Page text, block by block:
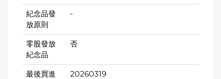
紀念品發
放原則
-
零股發放
紀念品
否
最後買進
20260319